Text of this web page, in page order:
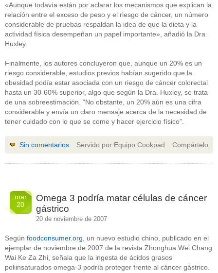
«Aunque todavía están por aclarar los mecanismos que explican la
relación entre el exceso de peso y el riesgo de cáncer, un número
considerable de pruebas respaldan la idea de que la dieta y la
actividad física desempeñan un papel importante», añadió la Dra.
Huxley.
Finalmente, los autores concluyeron que, aunque un 20% es un
riesgo considerable, estudios previos habían sugerido que la
obesidad podía estar asociada con un riesgo de cáncer colorectal
hasta un 30-60% superior, algo que según la Dra. Huxley, se trata
de una sobreestimación. “No obstante, un 20% aún es una cifra
considerable y envía un claro mensaje acerca de la necesidad de
tener cuidado con lo que se come y hacer ejercicio físico”.
Servido por Equipo Cookpad
Sin comentarios Compártelo
mar
20
Omega 3 podría matar células de cáncer
gástrico
20 de noviembre de 2007
Según foodconsumer.org, un nuevo estudio chino, publicado en el
ejemplar de noviembre de 2007 de la revista Zhonghua Wei Chang
Wai Ke Za Zhi, señala que la ingesta de ácidos grasos
poliinsaturados omega-3 podría proteger frente al cáncer gástrico.